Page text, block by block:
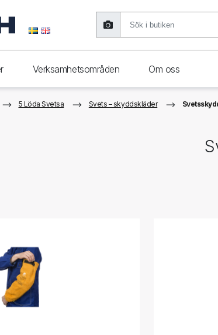
Verksamhetsområden Om oss
5 Löda Svetsa Svets – skyddskläder